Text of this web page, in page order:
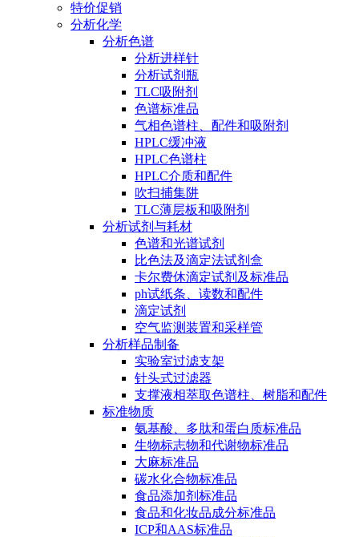
特价促销
分析化学
分析色谱
分析进样针
分析试剂瓶
TLC吸附剂
色谱标准品
气相色谱柱、配件和吸附剂
HPLC缓冲液
HPLC色谱柱
HPLC介质和配件
吹扫捕集阱
TLC薄层板和吸附剂
分析试剂与耗材
色谱和光谱试剂
比色法及滴定法试剂盒
卡尔费休滴定试剂及标准品
ph试纸条、读数和配件
滴定试剂
空气监测装置和采样管
分析样品制备
实验室过滤支架
针头式过滤器
支撑液相萃取色谱柱、树脂和配件
标准物质
氨基酸、多肽和蛋白质标准品
生物标志物和代谢物标准品
大麻标准品
碳水化合物标准品
食品添加剂标准品
食品和化妆品成分标准品
ICP和AAS标准品